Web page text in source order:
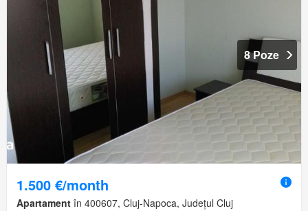
8 Poze
1.500 €/month
Apartament în 400607, Cluj-Napoca, Județul Cluj